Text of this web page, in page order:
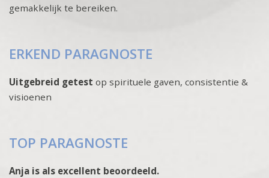
gemakkelijk te bereiken.
ERKEND PARAGNOSTE
Uitgebreid getest op spirituele gaven, consistentie &
visioenen
TOP PARAGNOSTE
Anja is als excellent beoordeeld.